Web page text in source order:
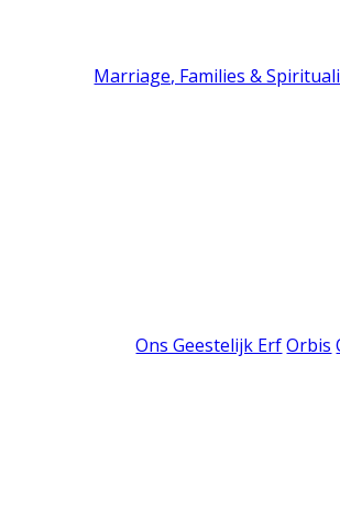
Marriage, Families &
Ons Geestelijk Erf Orbis